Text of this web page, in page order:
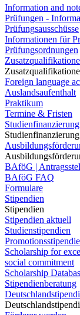
Information and
Prüfungen -
Prüfungsausschüsse
Informationen für
Prüfungsordnungen
Foreign language
Auslandsaufenthalt
Praktikum
Termine & Fristen
Studienfinanzierung
Studienfinanzierung
BAföG |
BAföG FAQ
Formulare
Stipendien
Stipendien
Stipendien aktuell
Studienstipendien
Scholarship for
social commitment
Scholarship
Stipendienberatung